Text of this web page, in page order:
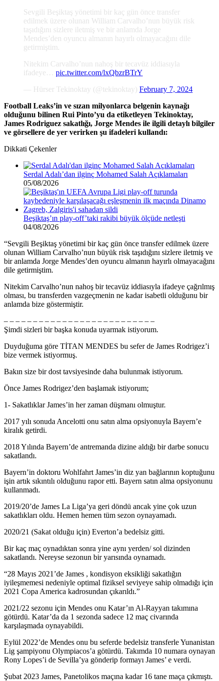
Sevgili Beşiktaş yönetimi bir kaç gün önce transfer
edilmek üzere olunan William Carvalho’nun büyük risk
taşıdığını sizlere iletmiş ve bir anlamda Jorge
Mendes’den oyuncu almanın hayırlı olmayacağını dile
getirmiştim.
Nitekim Carvalho’nun nahoş bir tecavüz iddiasıyla
ifadeye… pic.twitter.com/lxQbzrBTrY
— Hürser Tekinoktay (@tekinoktay) February 7, 2024
Football Leaks’in ve sızan milyonlarca belgenin kaynağı
olduğunu bilinen Rui Pinto’yu da etiketleyen Tekinoktay,
James Rodriguez sakatlığı, Jorge Mendes ile ilgili detaylı bilgiler
ve görsellere de yer verirken şu ifadeleri kullandı:
Dikkati Çekenler
Serdal Adalı’dan ilginç Mohamed Salah Açıklamaları
05/08/2026
Beşiktaş’ın play-off’taki rakibi büyük ölçüde netleşti
04/08/2026
“Sevgili Beşiktaş yönetimi bir kaç gün önce transfer edilmek üzere
olunan William Carvalho’nun büyük risk taşıdığını sizlere iletmiş ve
bir anlamda Jorge Mendes’den oyuncu almanın hayırlı olmayacağını
dile getirmiştim.
Nitekim Carvalho’nun nahoş bir tecavüz iddiasıyla ifadeye çağrılmış
olması, bu transferden vazgeçmenin ne kadar isabetli olduğunu bir
anlamda bize göstermiştir.
– – – – – – – – – – – – – – – – – – – – – – – – – –
Şimdi sizleri bir başka konuda uyarmak istiyorum.
Duyduğuma göre TİTAN MENDES bu sefer de James Rodrigez’i
bize vermek istiyormuş.
Bakın size bir dost tavsiyesinde daha bulunmak istiyorum.
Önce James Rodrigez’den başlamak istiyorum;
1- Sakatlıklar James’in her zaman düşmanı olmuştur.
2017 yılı sonuda Ancelotti onu satın alma opsiyonuyla Bayern’e
kiralık getirdi.
2018 Yılında Bayern’de antremanda dizine aldığı bir darbe sonucu
sakatlandı.
Bayern’in doktoru Wohlfahrt James’in diz yan bağlarının koptuğunu
işin artık sıkıntılı olduğunu rapor etti. Bayern satın alma opsiyonunu
kullanmadı.
2019/20’de James La Liga’ya geri döndü ancak yine çok uzun
sakatlıkları oldu. Hemen hemen tüm sezon oynayamadı.
2020/21 (Sakat olduğu için) Everton’a bedelsiz gitti.
Bir kaç maç oynadıktan sonra yine aynı yerden/ sol dizinden
sakatlandı. Nereyse sezonun bir yarısında oynamadı.
“28 Mayıs 2021’de James , kondisyon eksikliği sakatlığın
iyileşmemesi nedeniyle optimal fiziksel seviyeye sahip olmadığı için
2021 Copa America kadrosundan çıkarıldı.”
2021/22 sezonu için Mendes onu Katar’ın Al-Rayyan takımına
götürdü. Katar’da da 1 sezonda sadece 12 maç civarında
karşılaşmada oynayabildi.
Eylül 2022’de Mendes onu bu seferde bedelsiz transferle Yunanistan
Lig şampiyonu Olympiacos’a götürdü. Takımda 10 numara oynayan
Rony Lopes’i de Sevilla’ya gönderip formayı James’ e verdi.
Şubat 2023 James, Panetolikos maçına kadar 16 tane maça çıkmıştı.